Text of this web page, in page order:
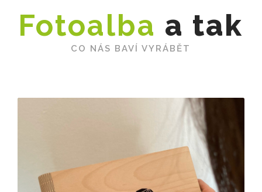
Fotoalba a tak
CO NÁS BAVÍ VYRÁBĚT